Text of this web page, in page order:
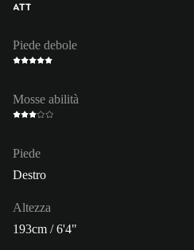
ATT
Piede debole
Mosse abilità
Piede
Destro
Altezza
193cm / 6'4"